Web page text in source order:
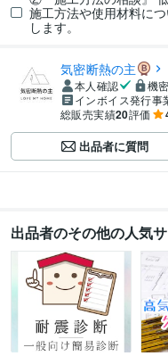
施工方法や使用材料に
します。
気密断熱の主
本人確認
機
インボイス発行事
総販売実績20評価
出品者に質問
出品者のその他の人気